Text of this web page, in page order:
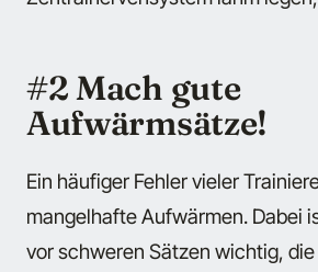
#2 Mach gute
Aufwärmsätze!
Ein häufiger Fehler vieler
mangelhafte Aufwärmen. Dabei
vor schweren Sätzen wichtig,